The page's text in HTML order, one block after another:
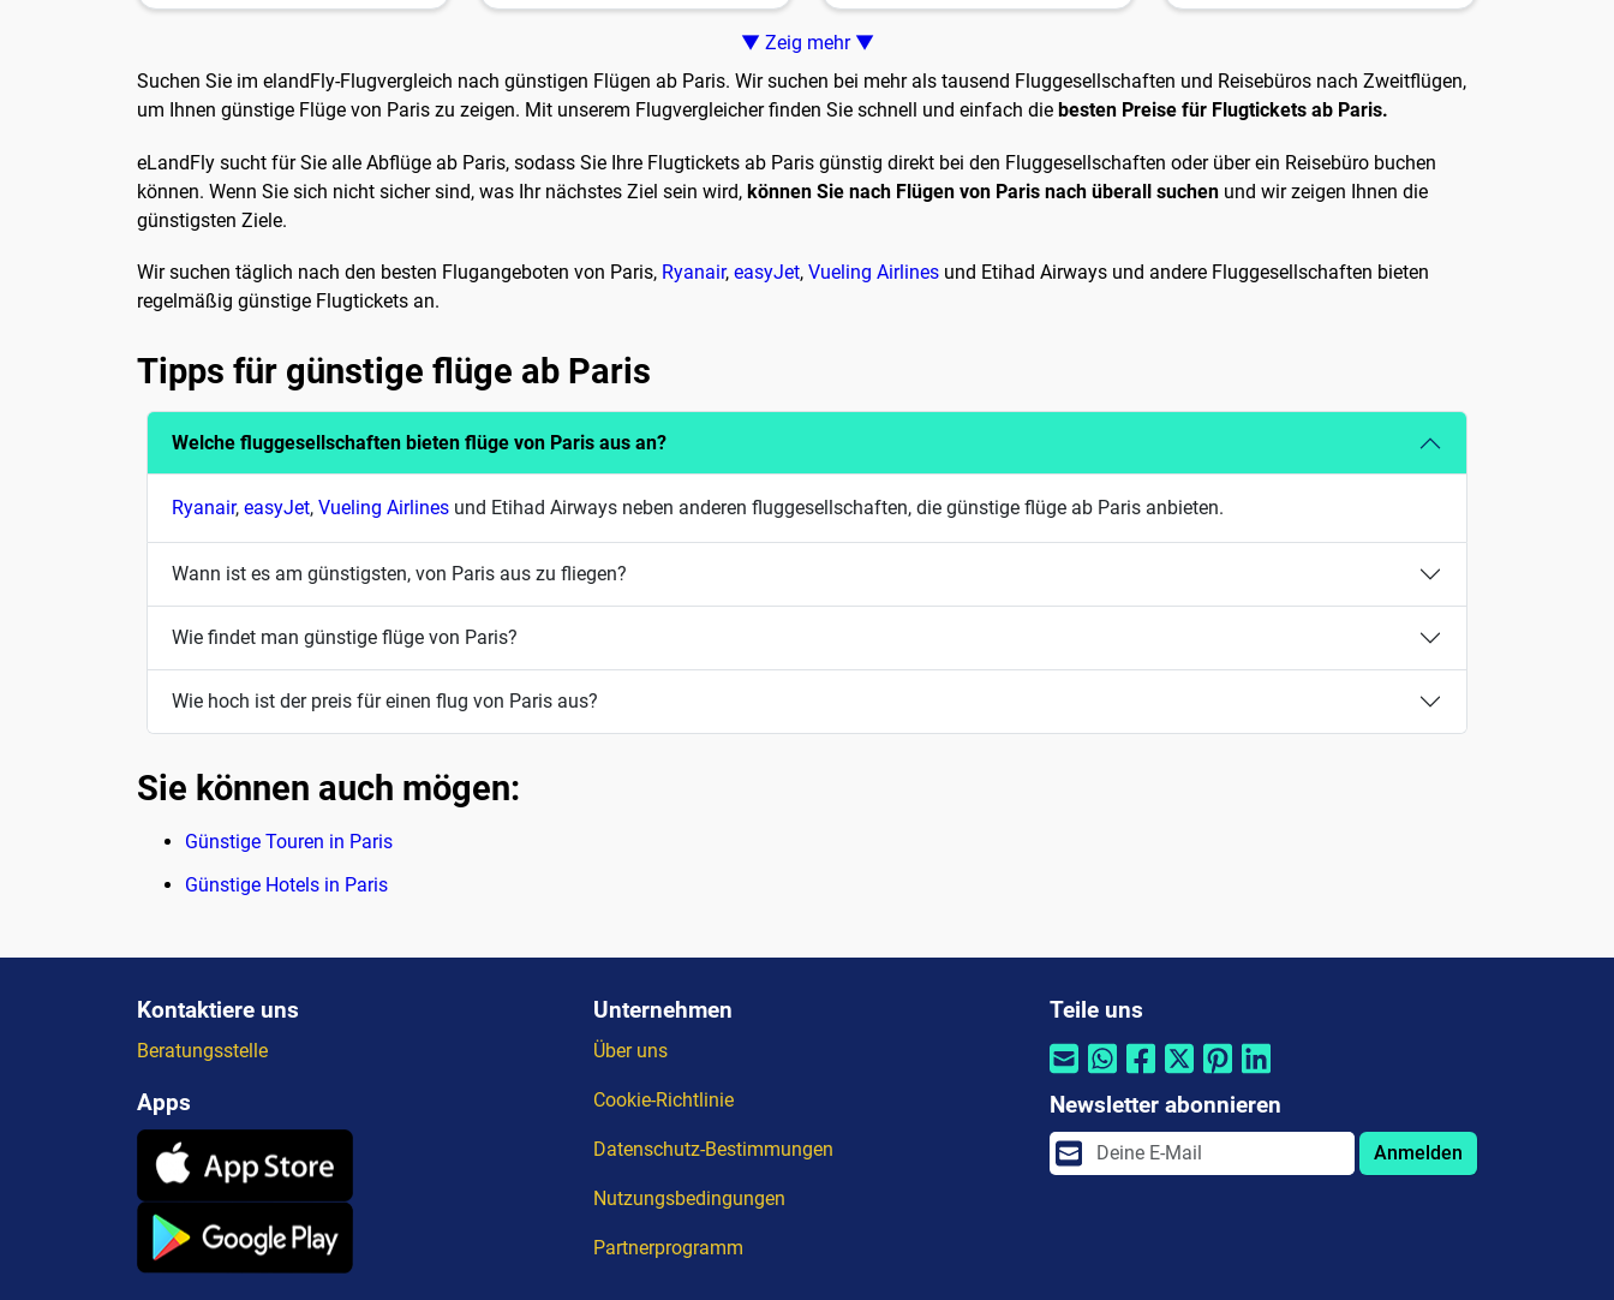
▼ Zeig mehr ▼
Suchen Sie im elandFly-Flugvergleich nach günstigen Flügen ab Paris. Wir suchen bei mehr als tausend Fluggesellschaften und Reisebüros nach Zweitflügen,
um Ihnen günstige Flüge von Paris zu zeigen. Mit unserem Flugvergleicher finden Sie schnell und einfach die besten Preise für Flugtickets ab Paris.
eLandFly sucht für Sie alle Abflüge ab Paris, sodass Sie Ihre Flugtickets ab Paris günstig direkt bei den Fluggesellschaften oder über ein Reisebüro buchen
können. Wenn Sie sich nicht sicher sind, was Ihr nächstes Ziel sein wird, können Sie nach Flügen von Paris nach überall suchen und wir zeigen Ihnen die
günstigsten Ziele.
Wir suchen täglich nach den besten Flugangeboten von Paris, Ryanair, easyJet, Vueling Airlines und Etihad Airways und andere Fluggesellschaften bieten
regelmäßig günstige Flugtickets an.
Tipps für günstige flüge ab Paris
Welche fluggesellschaften bieten flüge von Paris aus an?
Ryanair, easyJet, Vueling Airlines und Etihad Airways neben anderen fluggesellschaften, die günstige flüge ab Paris anbieten.
Wann ist es am günstigsten, von Paris aus zu fliegen?
Wie findet man günstige flüge von Paris?
Wie hoch ist der preis für einen flug von Paris aus?
Sie können auch mögen:
Günstige Touren in Paris
Günstige Hotels in Paris
Kontaktiere uns
Beratungsstelle
Apps
Unternehmen
Über uns
Cookie-Richtlinie
Datenschutz-Bestimmungen
Nutzungsbedingungen
Partnerprogramm
Teile uns
Newsletter abonnieren
Anmelden